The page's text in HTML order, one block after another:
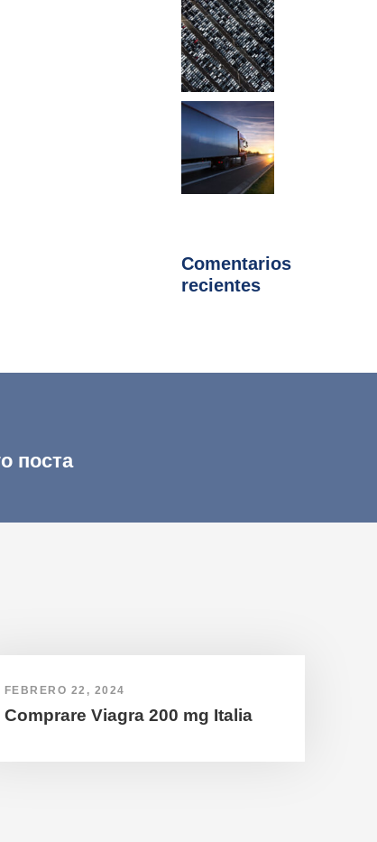
Comentarios
recientes
поста
FEBRERO 22, 2024
Comprare Viagra 200 mg Italia